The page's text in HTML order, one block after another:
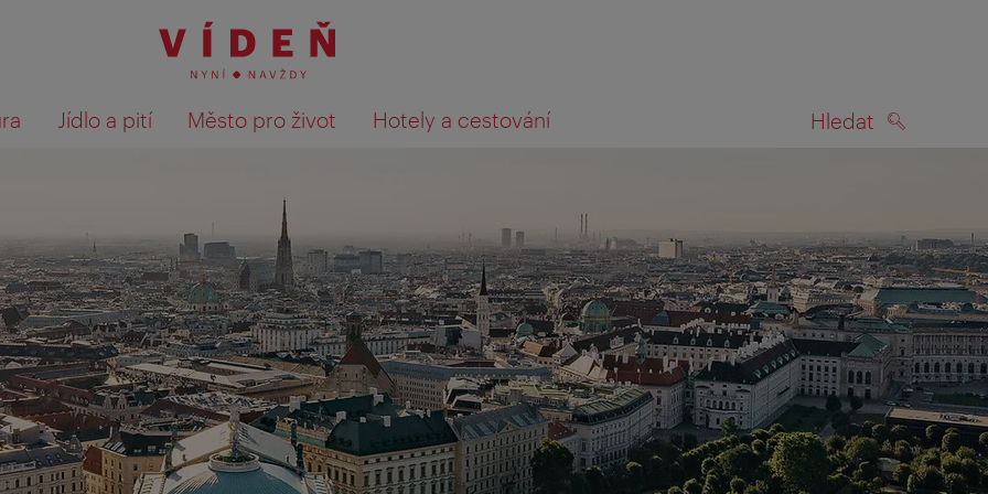
Jídlo a pití Město pro život Hotely a cestování Hledat